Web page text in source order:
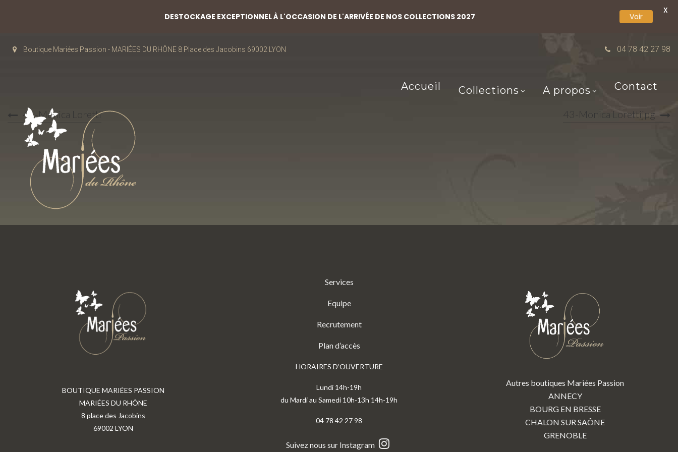
Boutique Mariées Passion - MARIÉES DU RHÔNE 8 Place des Jacobins 69002 LYON 04 78 42 27 98
Accueil Collections A propos Contact
41-Monica Loretti 43-Monica Lorettijpg
BOUTIQUE MARIÉES PASSION
MARIÉES DU RHÔNE
8 place des Jacobins
69002 LYON
Services
Equipe
Recrutement
Plan d’accès
HORAIRES D’OUVERTURE
Lundi 14h-19h
du Mardi au Samedi 10h-13h 14h-19h
04 78 42 27 98
Suivez nous sur Instagram
Autres boutiques Mariées Passion
ANNECY
BOURG EN BRESSE
CHALON SUR SAÔNE
GRENOBLE
DESTOCKAGE EXCEPTIONNEL À L'OCCASION DE L'ARRIVÉE DE NOS COLLECTIONS 2027 Voir
X